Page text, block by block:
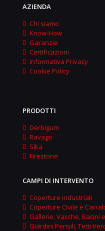
AZIENDA
Chi siamo
Know-How
Garanzie
Certificazioni
Informativa Privacy
Cookie Policy
PRODOTTI
Derbigum
Ravago
Sika
Firestone
CAMPI DI INTERVENTO
Coperture industriali
Coperture Civile e
Gallerie, Vasche, Bacini
Giardini Pensili, Tetti